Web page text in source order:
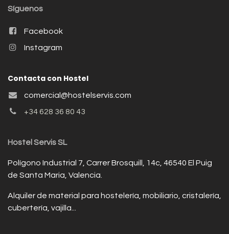
Síguenos
Facebook
Instagram
Contacta con Hostel
comercial@hostelservis.com
+34 628 36 80 43
Hostel Servis SL
Polígono Industrial 7, Carrer Brosquill, 14c, 46540 El Puig
de Santa Maria, Valencia.
Alquiler de material para hostelería, mobiliario, cristalería,
cubertería, vajilla...